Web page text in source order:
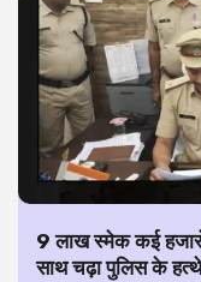
9 लाख स्मेक कई
साथ चढ़ा पुलिस के